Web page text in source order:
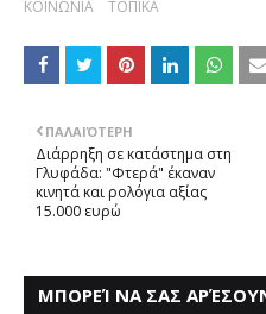
ΚΟΙΝΩΝΙΑ
ΤΟΠΙΚΑ
ΠΑΛΑΙΌΤΕΡΗ
Διάρρηξη σε κατάστημα στη
Γλυφάδα: "Φτερά" έκαναν
κινητά και ρολόγια αξίας
15.000 ευρώ
ΜΠΟΡΕΊ ΝΑ ΣΑΣ